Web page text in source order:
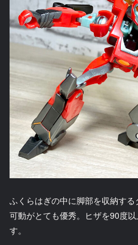
ふくらはぎの中に脚部を収納す
可動がとても優秀。ヒザを90度
す。